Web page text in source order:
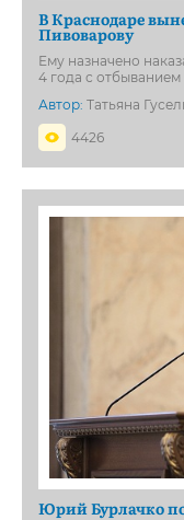
В Краснодаре
Пивоварову
Ему назначено
4 года с
Автор: Татьяна
4426
Юрий Бурлачко